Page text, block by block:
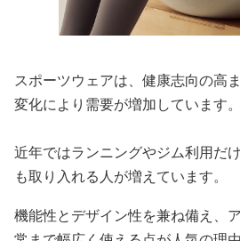
スポーツウェアは、健康志向の高
変化により需要が増加しています。
近年ではランニングやジム利用だ
も取り入れる人が増えています。
機能性とデザイン性を兼ね備え、